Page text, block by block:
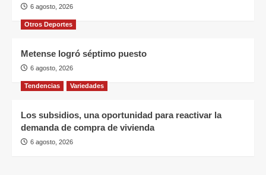
6 agosto, 2026
Otros Deportes
Metense logró séptimo puesto
6 agosto, 2026
Tendencias Variedades
Los subsidios, una oportunidad para reactivar la
demanda de compra de vivienda
6 agosto, 2026